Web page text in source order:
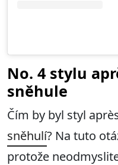
No. 4 stylu
sněhule
Čím by byl styl
sněhulí? Na tuto
protože